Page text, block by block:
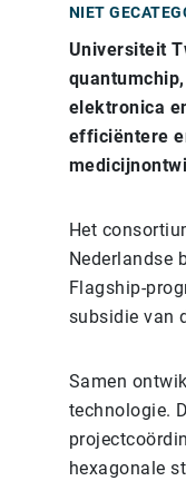
NIET
Universiteit
elektronica
efficiëntere
Het
Nederlandse
Flagship-
subsidie van
Samen
technologie.
hexagonale